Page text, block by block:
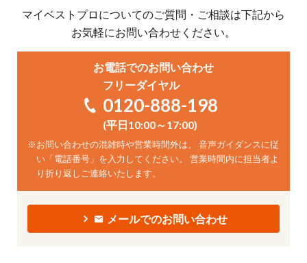
マイベストプロについてのご質問・ご相談は下記から
お気軽にお問い合わせください。
お電話でのお問い合わせ
フリーダイヤル
0120-888-198
(平日10:00～17:00)
※お問い合わせの混雑時や営業時間外は、 音声ガイダンスに従
い「電話番号」を入力してください。 営業時間内に担当者よ
り折り返しご連絡いたします。
メールでのお問い合わせ